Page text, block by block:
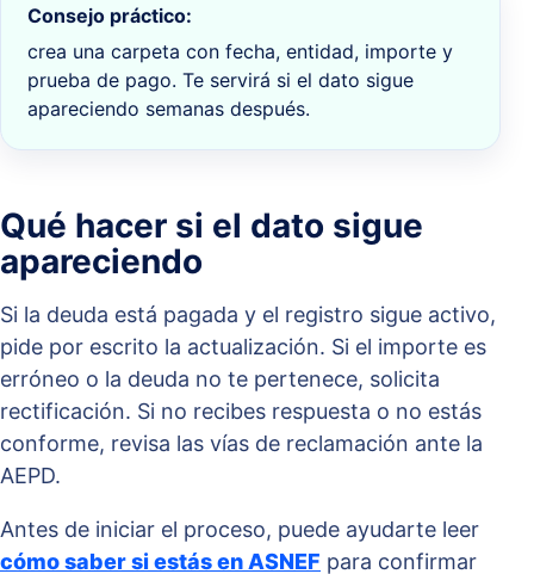
Consejo práctico:
crea una carpeta con fecha, entidad, importe y
prueba de pago. Te servirá si el dato sigue
apareciendo semanas después.
Qué hacer si el dato sigue
apareciendo
Si la deuda está pagada y el registro sigue activo,
pide por escrito la actualización. Si el importe es
erróneo o la deuda no te pertenece, solicita
rectificación. Si no recibes respuesta o no estás
conforme, revisa las vías de reclamación ante la
AEPD.
Antes de iniciar el proceso, puede ayudarte leer
cómo saber si estás en ASNEF para confirmar